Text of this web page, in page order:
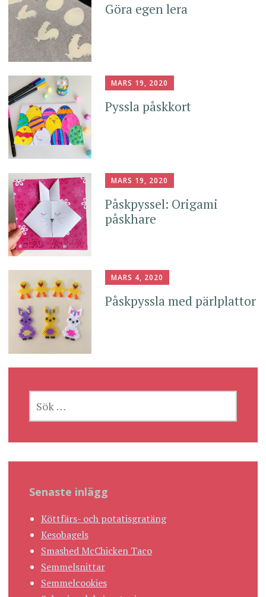
Göra egen lera
MARS 19, 2020
Pyssla påskkort
MARS 19, 2020
Påskpyssel: Origami
påskhare
MARS 4, 2020
Påskpyssla med pärlplattor
EFTER:
Senaste inlägg
Köttfärs- och potatisgratäng
Kesobagels
Smashed McChicken Taco
Semmelsnittar
Semmelcookies